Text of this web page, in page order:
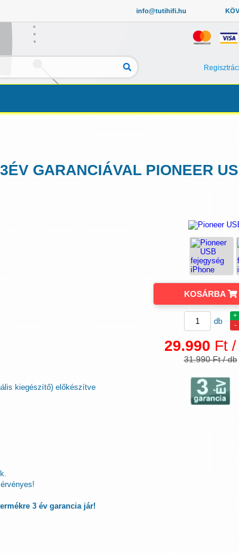
info@tutihifi.hu
GARANCIÁVAL PIONEER
kiegészítő) előkészítve
3 év garancia jár!
KOSÁRBA
+
-
db
29.990 Ft
31.990 Ft / db